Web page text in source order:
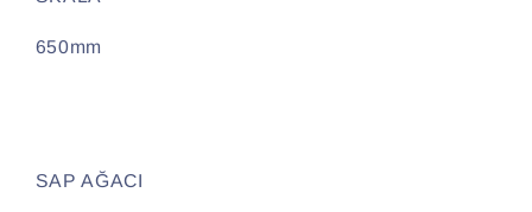
650mm
SAP AĞACI